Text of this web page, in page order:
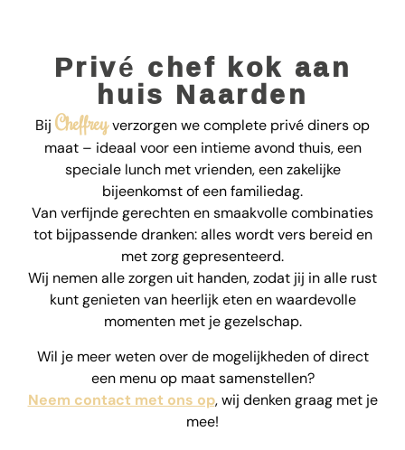
Privé chef kok aan
huis Naarden
Bij Cheffreyverzorgen we complete privé diners op
maat – ideaal voor een intieme avond thuis, een
speciale lunch met vrienden, een zakelijke
bijeenkomst of een familiedag.
Van verfijnde gerechten en smaakvolle combinaties
tot bijpassende dranken: alles wordt vers bereid en
met zorg gepresenteerd.
Wij nemen alle zorgen uit handen, zodat jij in alle rust
kunt genieten van heerlijk eten en waardevolle
momenten met je gezelschap.
Wil je meer weten over de mogelijkheden of direct
een menu op maat samenstellen?
Neem contact met ons op, wij denken graag met je
mee!